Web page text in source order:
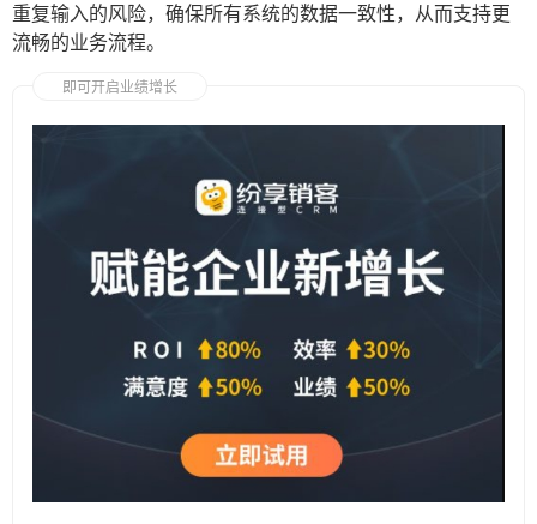
重复输入的风险，确保所有系统的数据一致性，从而支持更
流畅的业务流程。
即可开启业绩增长